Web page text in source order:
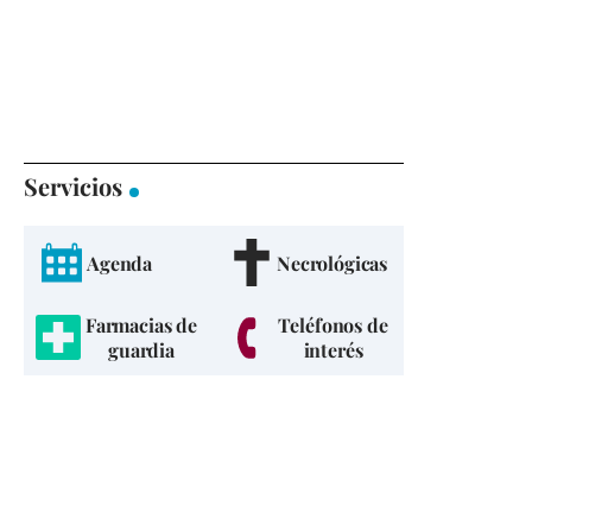
Servicios
Agenda Necrológicas
Farmacias de
guardia
Teléfonos de
interés